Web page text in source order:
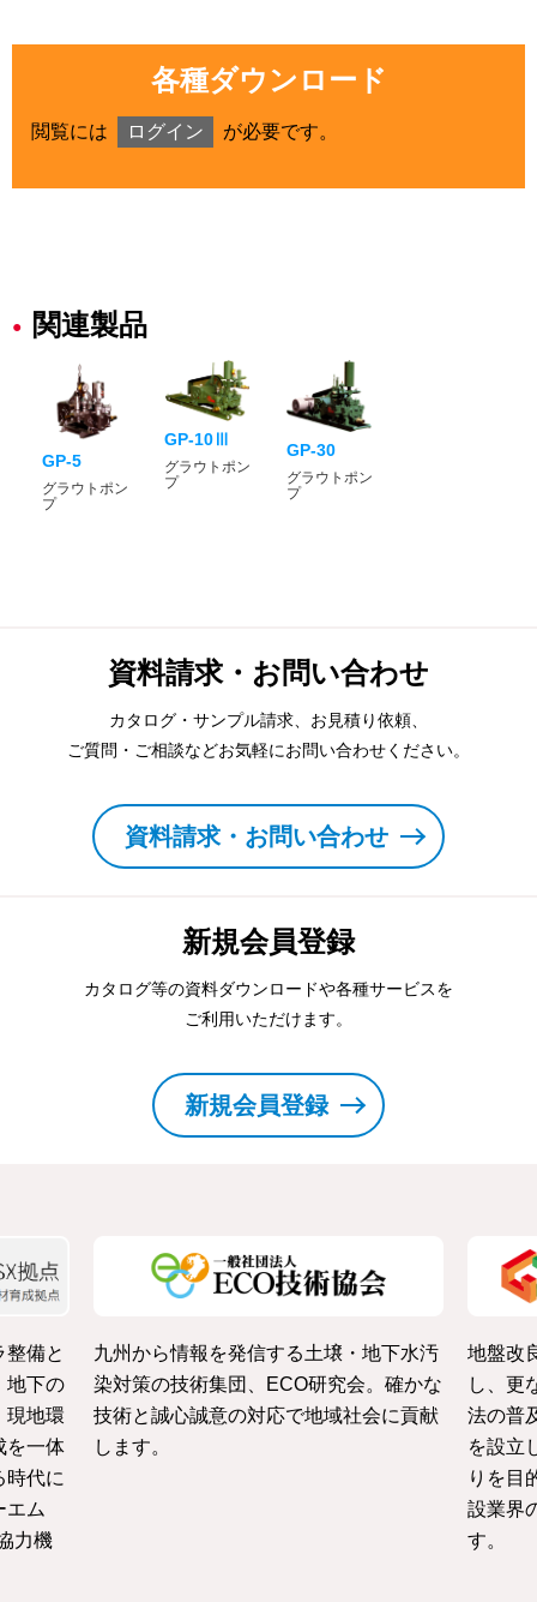
各種ダウンロード
閲覧には ログイン が必要です。
関連製品
GP-5
グラウトポン
プ
GP-10Ⅲ
グラウトポン
プ
GP-30
グラウトポン
プ
資料請求・お問い合わせ
カタログ・サンプル請求、お見積り依頼、
ご質問・ご相談などお気軽にお問い合わせください。
資料請求・お問い合わせ
新規会員登録
カタログ等の資料ダウンロードや各種サービスを
ご利用いただけます。
新規会員登録
備と
地下の
現地環
を一体
時代に
エム
力機
九州から情報を発信する土壌・地下水汚
染対策の技術集団、ECO研究会。確かな
技術と誠心誠意の対応で地域社会に貢献
します。
地盤改
し、更
法の普
を設立
りを目
設業界
す。